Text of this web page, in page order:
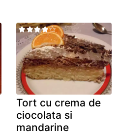
Tort cu crema de
ciocolata si
mandarine